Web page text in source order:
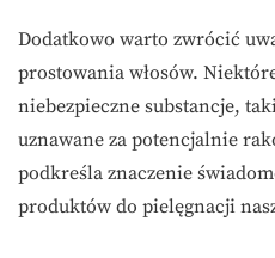
Dodatkowo warto zwrócić
prostowania włosów.
niebezpieczne substancje,
uznawane za potencjalnie
podkreśla znaczenie
produktów do pielęgnacji